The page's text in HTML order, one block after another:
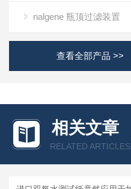
nalgene 瓶顶过滤装置
查看全部产品 >>
相关文章
RELATED ARTICLES